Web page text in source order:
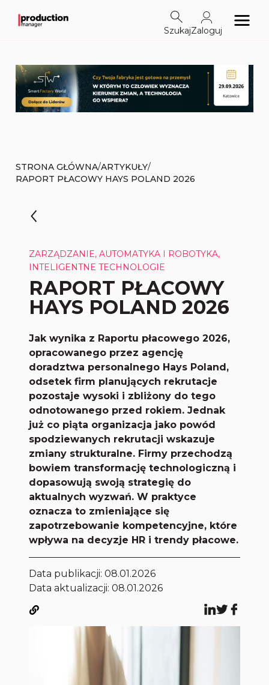
SzukajZaloguj
STRONA GŁÓWNA/ARTYKUŁY/
RAPORT PŁACOWY HAYS POLAND 2026
ZARZĄDZANIE, AUTOMATYKA I ROBOTYKA,
INTELIGENTNE TECHNOLOGIE
RAPORT PŁACOWY
HAYS POLAND 2026
Jak wynika z Raportu płacowego 2026,
opracowanego przez agencję
doradztwa personalnego Hays Poland,
odsetek firm planujących rekrutacje
pozostaje wysoki i zbliżony do tego
odnotowanego przed rokiem. Jednak
już co piąta organizacja jako powód
spodziewanych rekrutacji wskazuje
zmiany strukturalne. Firmy przechodzą
bowiem transformację technologiczną i
dopasowują swoją strategię do
aktualnych wyzwań. W praktyce
oznacza to zmieniające się
zapotrzebowanie kompetencyjne, które
wpływa na decyzje HR i trendy płacowe.
Data publikacji:08.01.2026
Data aktualizacji: 08.01.2026